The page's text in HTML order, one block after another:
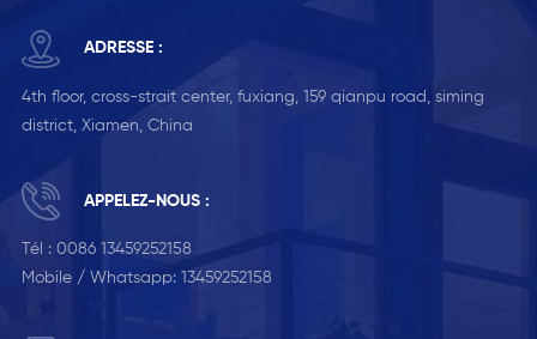
ADRESSE :
4th floor, cross-strait center, fuxiang, 159 qianpu road, siming
district, Xiamen, China
APPELEZ-NOUS :
Tél : 0086 13459252158
Mobile / Whatsapp: 13459252158